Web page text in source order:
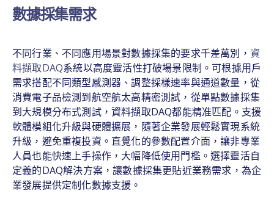
數據採集需求
不同行業、不同應用場景對數據採集的要求千差萬別， 資
料擷取DAQ系統以高度靈活性打破場景限制。可根據用戶
需求搭配不同類型感測器、調整採樣速率與通道數量，從
消費電子品檢測到航空航太高精密測試，從單點數據採集
到大規模分布式測試，資料擷取DAQ都能精准匹配。支援
軟體模組化升級與硬體擴展，隨著企業發展輕鬆實現系統
升級，避免重複投資。直覺化的參數配置介面，讓非專業
人員也能快速上手操作，大幅降低使用門檻。選擇靈活自
定義的DAQ解決方案，讓數據採集更貼近業務需求，為企
業發展提供定制化數據支援。